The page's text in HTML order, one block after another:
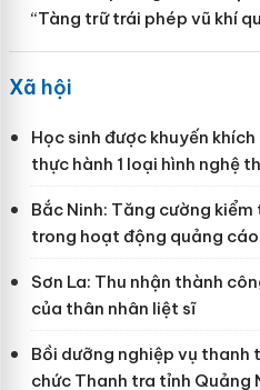
“Tàng trữ trái phép vũ khí
Xã hội
Học sinh được khuyến
thực hành 1 loại hình nghệ
Bắc Ninh: Tăng cường
trong hoạt động quảng cáo
Sơn La: Thu nhận thành
của thân nhân liệt sĩ
Bồi dưỡng nghiệp vụ thanh
chức Thanh tra tỉnh Quảng